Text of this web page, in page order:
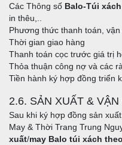
Các Thông số Balo-Túi xách
in thêu,..
Phương thức thanh toán,
Thời gian giao hàng
Thanh toán cọc trước giá trị
Thỏa thuận công nợ và các
Tiền hành ký hợp đồng triển
2.6. SẢN XUẤT & VẬN
Sau khi ký hợp đồng sản
May & Thời Trang Trung
xuất/may Balo túi xách